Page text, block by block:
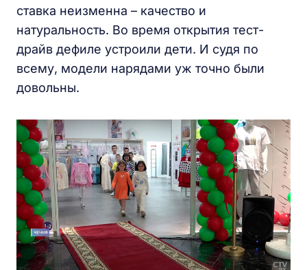
ставка неизменна – качество и
натуральность. Во время открытия тест-
драйв дефиле устроили дети. И судя по
всему, модели нарядами уж точно были
довольны.